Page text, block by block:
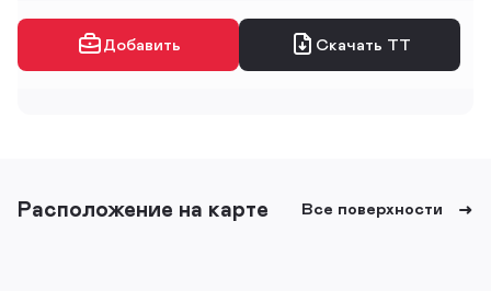
Добавить Скачать ТТ
Расположение на карте Все поверхности